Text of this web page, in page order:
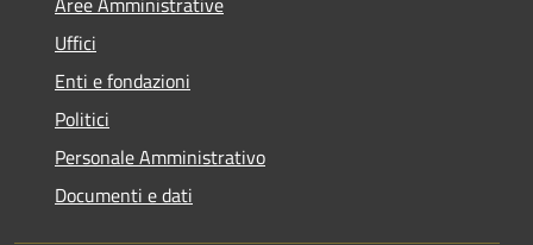
Uffici
Enti e fondazioni
Politici
Personale Amministrativo
Documenti e dati